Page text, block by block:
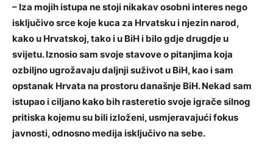
– Iza mojih istupa ne stoji nikakav osobni interes nego
isključivo srce koje kuca za Hrvatsku i njezin narod,
kako u Hrvatskoj, tako i u BiH i bilo gdje drugdje u
svijetu. Iznosio sam svoje stavove o pitanjima koja
ozbiljno ugrožavaju daljnji suživot u BiH, kao i sam
opstanak Hrvata na prostoru današnje BiH. Nekad sam
istupao i ciljano kako bih rasteretio svoje igrače silnog
pritiska kojemu su bili izloženi, usmjeravajući fokus
javnosti, odnosno medija isključivo na sebe.